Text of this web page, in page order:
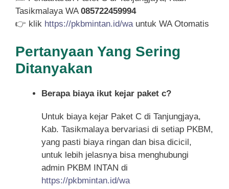
Tasikmalaya WA 085722459994
👉 klik https://pkbmintan.id/wa untuk WA Otomatis
Pertanyaan Yang Sering
Ditanyakan
Berapa biaya ikut kejar paket c?
Untuk biaya kejar Paket C di Tanjungjaya,
Kab. Tasikmalaya bervariasi di setiap PKBM,
yang pasti biaya ringan dan bisa dicicil,
untuk lebih jelasnya bisa menghubungi
admin PKBM INTAN di
https://pkbmintan.id/wa